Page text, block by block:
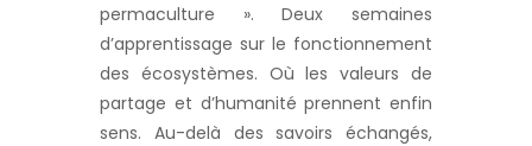
permaculture ». Deux semaines
d’apprentissage sur le fonctionnement
des écosystèmes. Où les valeurs de
partage et d’humanité prennent enfin
sens. Au-delà des savoirs échangés,